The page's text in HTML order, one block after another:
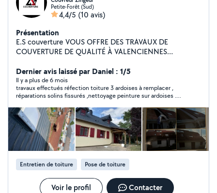
Petite-Forêt (Sud)
4,4/5 (10 avis)
Présentation
E.S couverture VOUS OFFRE DES TRAVAUX DE
COUVERTURE DE QUALITÉ À VALENCIENNES
entreprise de couverture E.S Couverture est à votre
service pour réaliser toutes sortes des travaux de
couverture. Nous sommes une entreprise
expérimentée depuis plusieurs années dans ce
domaine, nous pouvons vous offrir des travaux à la
hauteur de vos attentes et surtout des travaux de
qualité. Notre entreprise de couverture E.S
COUVERTURE se déplace dans le département du Nord
et partout pour rénover, entretenir, installer, réparer
votre toiture dans la norme. Nous vous apportons une
solution rapide et adéquate pour tous vos travaux
couverture dans le 59.
Dernier avis laissé par Daniel : 1/5
Il y a plus de 6 mois
travaux effectués réfection toiture 3 ardoises à remplacer ,
réparations solins fissurés ,nettoyage peinture sur ardoises .
adhérentes à plusieurs endroits. Mails, photos appels
téléphoniques depuis le 01/10 sans réponse. Dans l'attente
d'une intervention , délai fixé avant le 27/10 une nouvelle
évaluation sera donnée ou restera ?
Entretien de toiture Pose de toiture
Voir le profil Contacter